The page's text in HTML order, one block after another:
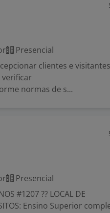
Presencial
clientes e
normas de s...
Presencial
#1207 ?? LOCAL DE
Ensino Superior